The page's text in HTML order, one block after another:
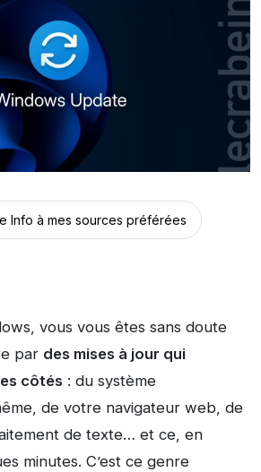
Info à mes sources préférées
vous vous êtes sans doute
par des mises à jour qui
côtés : du système
de votre navigateur web, de
de texte… et ce, en
minutes. C’est ce genre